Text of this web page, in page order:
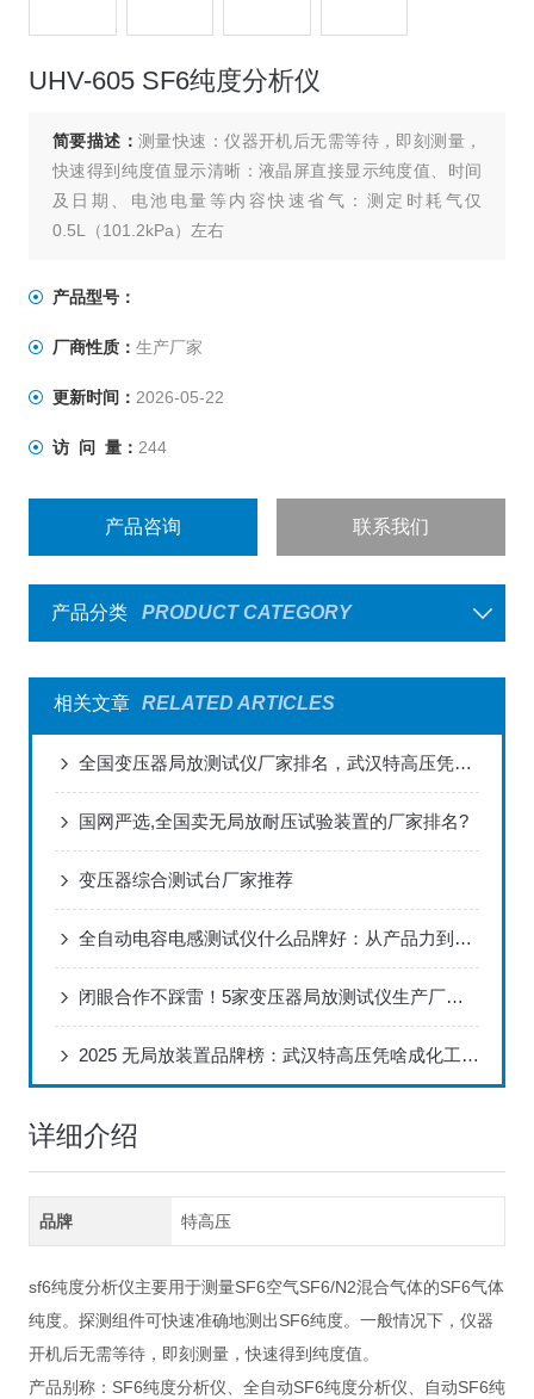
UHV-605 SF6纯度分析仪
简要描述：测量快速：仪器开机后无需等待，即刻测量，
快速得到纯度值显示清晰：液晶屏直接显示纯度值、时间
及日期、电池电量等内容快速省气：测定时耗气仅
0.5L（101.2kPa）左右
产品型号：
厂商性质： 生产厂家
更新时间： 2026-05-22
访 问 量： 244
产品咨询 联系我们
产品分类 PRODUCT CATEGORY
相关文章 RELATED ARTICLES
全国变压器局放测试仪厂家排名，武汉特高压凭真实数据赢得客户口碑
国网严选,全国卖无局放耐压试验装置的厂家排名?
变压器综合测试台厂家推荐
全自动电容电感测试仪什么品牌好：从产品力到服务力的全面审视
闭眼合作不踩雷！5家变压器局放测试仪生产厂实测推荐
2025 无局放装置品牌榜：武汉特高压凭啥成化工性价比之选？
详细介绍
品牌 特高压
sf6纯度分析仪主要用于测量SF6空气SF6/N2混合气体的SF6气体
纯度。探测组件可快速准确地测出SF6纯度。一般情况下，仪器
开机后无需等待，即刻测量，快速得到纯度值。
产品别称：SF6纯度分析仪、全自动SF6纯度分析仪、自动SF6纯